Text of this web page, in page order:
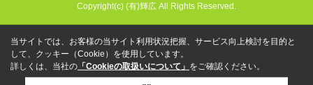
Copyright(c) (有)輝広 All Rights Reserved.
当サイトでは、お客様の当サイト利用状況把握、サービス向上検討を目的と
して、クッキー（Cookie）を使用しています。
詳しくは、当社の 「Cookieの取扱いについて」 をご確認ください。